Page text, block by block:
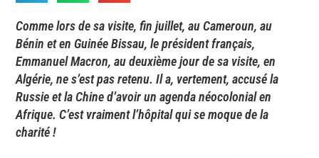
Comme lors de sa visite, fin juillet, au Cameroun, au
Bénin et en Guinée Bissau, le président français,
Emmanuel Macron, au deuxième jour de sa visite, en
Algérie, ne s’est pas retenu. Il a, vertement, accusé la
Russie et la Chine d’avoir un agenda néocolonial en
Afrique. C’est vraiment l’hôpital qui se moque de la
charité !